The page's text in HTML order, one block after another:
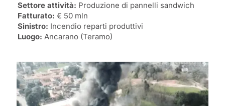
Settore attività: Produzione di pannelli sandwich
Fatturato: € 50 mln
Sinistro: Incendio reparti produttivi
Luogo: Ancarano (Teramo)